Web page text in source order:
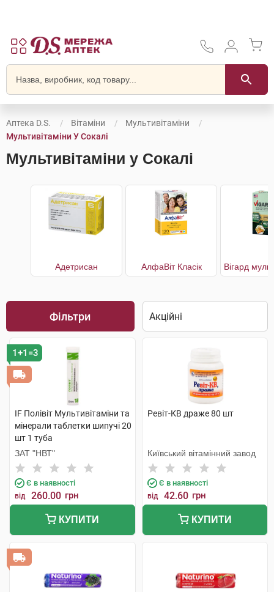
Аптека D.S. Вітаміни
Мультивітаміни
Мультивітаміни У Сокалі
Мультивітаміни у Сокалі
Адетрисан АлфаВіт Класік
Фільтри
1+1=3
IF Полівіт Мультивітаміни та
мінерали таблетки шипучі 20
шт 1 туба
ЗАТ "НВТ"
Є в наявності
від 260.00 грн
КУПИТИ
Ревіт-КВ драже 80 шт
Київський вітамінний завод
Є в наявності
від 42.60 грн
КУПИТИ